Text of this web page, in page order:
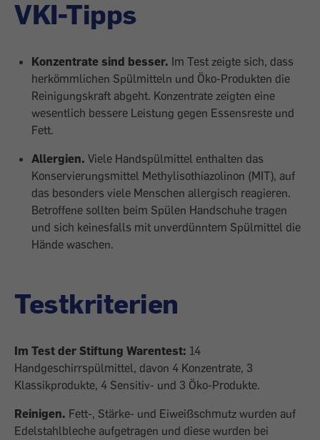
VKI-Tipps
Konzentrate sind besser. Im Test zeigte sich, dass
herkömmlichen Spülmitteln und Öko-Produkten die
Reinigungskraft abgeht. Konzentrate zeigten eine
wesentlich bessere Leistung gegen Essensreste und
Fett.
Allergien. Viele Handspülmittel enthalten das
Konservierungsmittel Methylisothiazolinon (MIT), auf
das besonders viele Menschen allergisch reagieren.
Betroffene sollten beim Spülen Handschuhe tragen
und sich keinesfalls mit unverdünntem Spülmittel die
Hände waschen.
Testkriterien
Im Test der Stiftung Warentest: 14
Handgeschirrspülmittel, davon 4 Konzentrate, 3
Klassikprodukte, 4 Sensitiv- und 3 Öko-Produkte.
Reinigen. Fett-, Stärke- und Eiweißschmutz wurden auf
Edelstahlbleche aufgetragen und diese wurden bei